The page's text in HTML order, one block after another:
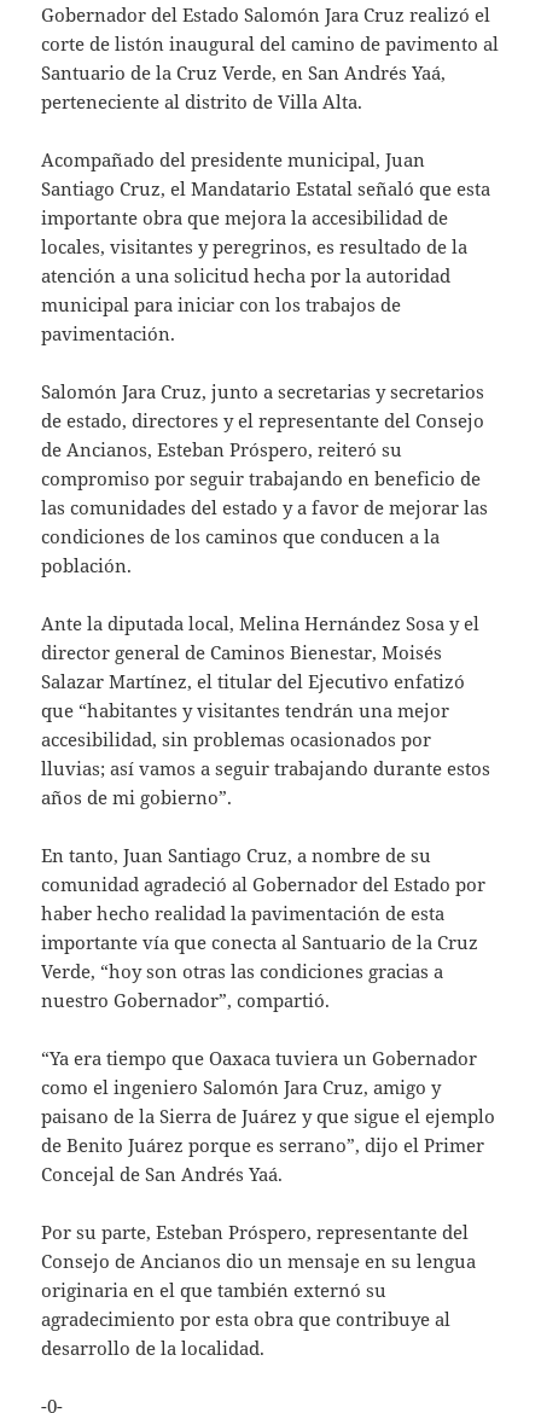
Gobernador del Estado Salomón Jara Cruz realizó el
corte de listón inaugural del camino de pavimento al
Santuario de la Cruz Verde, en San Andrés Yaá,
perteneciente al distrito de Villa Alta.
Acompañado del presidente municipal, Juan
Santiago Cruz, el Mandatario Estatal señaló que esta
importante obra que mejora la accesibilidad de
locales, visitantes y peregrinos, es resultado de la
atención a una solicitud hecha por la autoridad
municipal para iniciar con los trabajos de
pavimentación.
Salomón Jara Cruz, junto a secretarias y secretarios
de estado, directores y el representante del Consejo
de Ancianos, Esteban Próspero, reiteró su
compromiso por seguir trabajando en beneficio de
las comunidades del estado y a favor de mejorar las
condiciones de los caminos que conducen a la
población.
Ante la diputada local, Melina Hernández Sosa y el
director general de Caminos Bienestar, Moisés
Salazar Martínez, el titular del Ejecutivo enfatizó
que “habitantes y visitantes tendrán una mejor
accesibilidad, sin problemas ocasionados por
lluvias; así vamos a seguir trabajando durante estos
años de mi gobierno”.
En tanto, Juan Santiago Cruz, a nombre de su
comunidad agradeció al Gobernador del Estado por
haber hecho realidad la pavimentación de esta
importante vía que conecta al Santuario de la Cruz
Verde, “hoy son otras las condiciones gracias a
nuestro Gobernador”, compartió.
“Ya era tiempo que Oaxaca tuviera un Gobernador
como el ingeniero Salomón Jara Cruz, amigo y
paisano de la Sierra de Juárez y que sigue el ejemplo
de Benito Juárez porque es serrano”, dijo el Primer
Concejal de San Andrés Yaá.
Por su parte, Esteban Próspero, representante del
Consejo de Ancianos dio un mensaje en su lengua
originaria en el que también externó su
agradecimiento por esta obra que contribuye al
desarrollo de la localidad.
-0-